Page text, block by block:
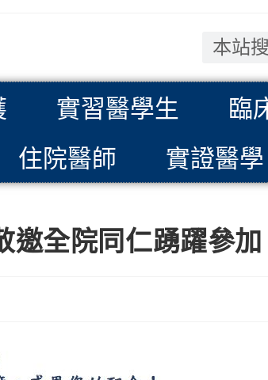
實習醫學生
臨
住院醫師 實證醫學
邀全院同仁踴躍參加